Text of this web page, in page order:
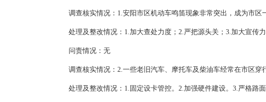
调查核实情况：1.安阳市区机动车鸣笛现象非常突出，成为市
处理及整改情况：1.加大查处力度；2.严把源头关；3.加大宣传力
问责情况：无
调查核实情况：2.一些老旧汽车、摩托车及柴油车经常在市区
处理及整改情况：1.固定设卡管控。2.加强硬件建设。3.严格路